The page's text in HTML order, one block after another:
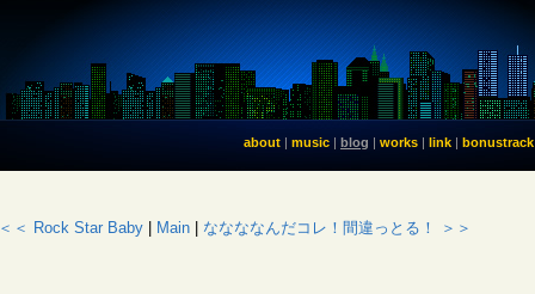
about | music | blog | works | link | bonustrack
＜＜ Rock Star Baby Main ななななんだコレ！間違っとる！ ＞＞